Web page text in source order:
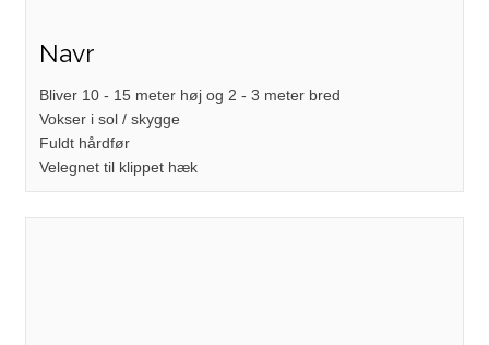
Navr
Bliver 10 - 15 meter høj og 2 - 3 meter bred
Vokser i sol / skygge
Fuldt hårdfør
Velegnet til klippet hæk